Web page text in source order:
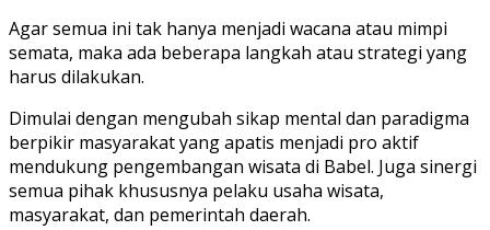
Agar semua ini tak hanya menjadi wacana atau mimpi
semata, maka ada beberapa langkah atau strategi yang
harus dilakukan.
Dimulai dengan mengubah sikap mental dan paradigma
berpikir masyarakat yang apatis menjadi pro aktif
mendukung pengembangan wisata di Babel. Juga sinergi
semua pihak khususnya pelaku usaha wisata,
masyarakat, dan pemerintah daerah.